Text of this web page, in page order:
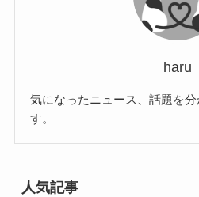
haru
気になったニュース、話題を
す。
人気記事